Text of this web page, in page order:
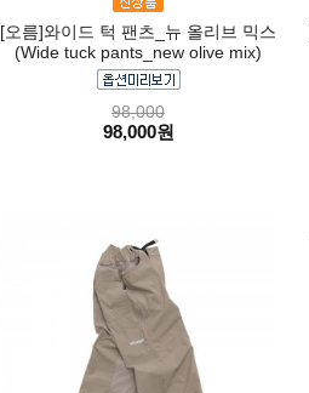
[오름]와이드 턱 팬츠_뉴 올리브 믹스
(Wide tuck pants_new olive mix)
98,000
98,000원